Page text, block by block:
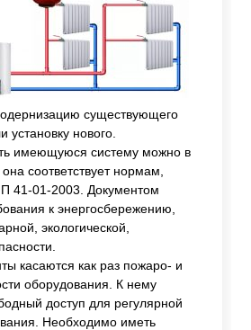
существующего
установку нового.
имеющуюся систему можно в
соответствует нормам,
41-01-2003. Документом
к энергосбережению,
экологической,
касаются как раз пожаро- и
оборудования. К нему
доступ для регулярной
Необходимо иметь